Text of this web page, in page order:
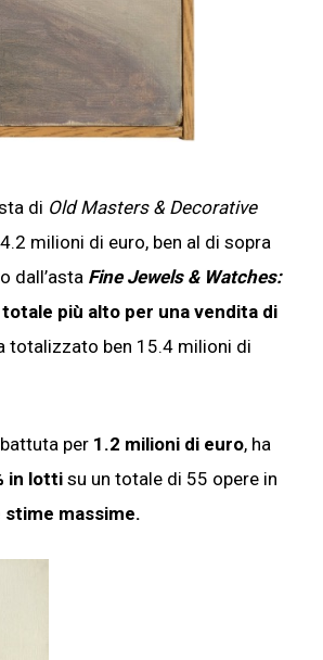
di Old Masters & Decorative
milioni di euro, ben al di sopra
dall’asta Fine Jewels & Watches:
più alto per una vendita di
totalizzato ben 15.4 milioni di
per 1.2 milioni di euro, ha
in lottisu un totale di 55 opere in
massime.